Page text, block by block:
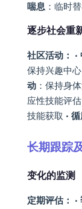
喘息：临时
逐步社会重
社区活动： •
保持兴趣中心
动：保持身
应性技能评估
技能获取 •
长期跟踪
变化的监测
定期评估： •